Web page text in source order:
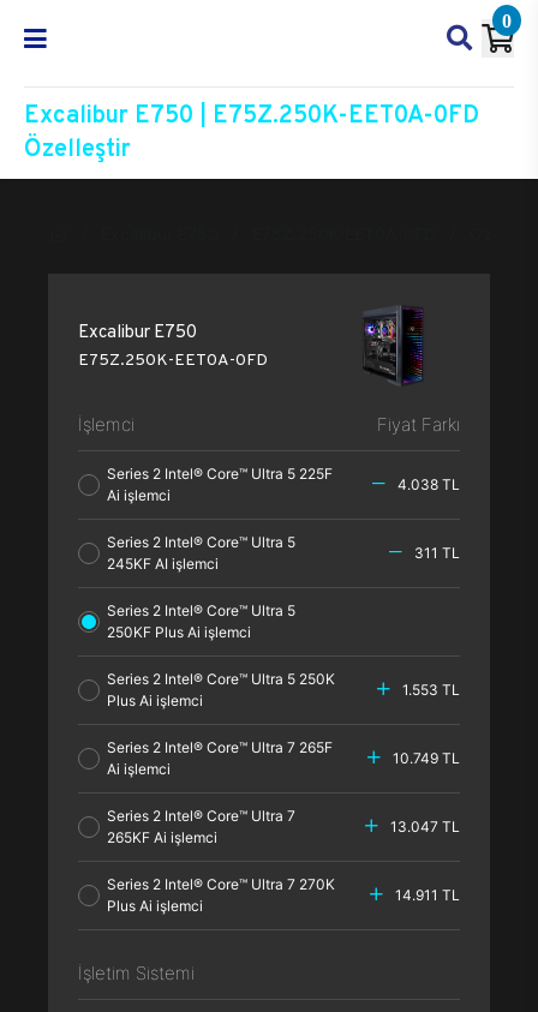
0
Excalibur E750 | E75Z.250K-EET0A-0FD
Özelleştir
Excalibur E750
E75Z.250K-EET0A-0FD
İşlemci Fiyat Farkı
Series 2 Intel® Core™ Ultra 5 225F
Ai işlemci
4.038 TL
Series 2 Intel® Core™ Ultra 5
245KF AI işlemci
311 TL
Series 2 Intel® Core™ Ultra 5
250KF Plus Ai işlemci
Series 2 Intel® Core™ Ultra 5 250K
Plus Ai işlemci
1.553 TL
Series 2 Intel® Core™ Ultra 7 265F
Ai işlemci
10.749 TL
Series 2 Intel® Core™ Ultra 7
265KF Ai işlemci
13.047 TL
Series 2 Intel® Core™ Ultra 7 270K
Plus Ai işlemci
14.911 TL
İşletim Sistemi